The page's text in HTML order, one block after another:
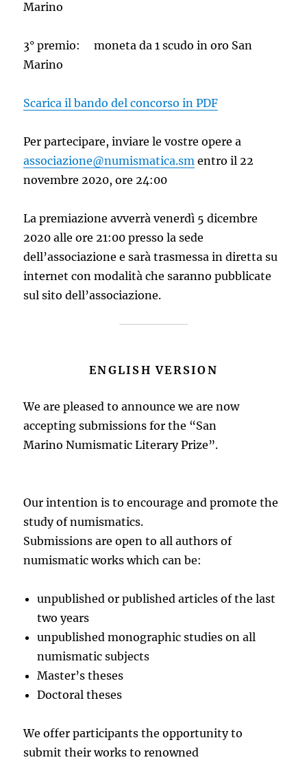
Marino
3° premio: moneta da 1 scudo in oro San
Marino
Scarica il bando del concorso in PDF
Per partecipare, inviare le vostre opere a
associazione@numismatica.sm entro il 22
novembre 2020, ore 24:00
La premiazione avverrà venerdì 5 dicembre
2020 alle ore 21:00 presso la sede
dell’associazione e sarà trasmessa in diretta su
internet con modalità che saranno pubblicate
sul sito dell’associazione.
ENGLISH VERSION
We are pleased to announce we are now
accepting submissions for the “San
Marino Numismatic Literary Prize”.
Our intention is to encourage and promote the
study of numismatics.
Submissions are open to all authors of
numismatic works which can be:
unpublished or published articles of the last
two years
unpublished monographic studies on all
numismatic subjects
Master’s theses
Doctoral theses
We offer participants the opportunity to
submit their works to renowned